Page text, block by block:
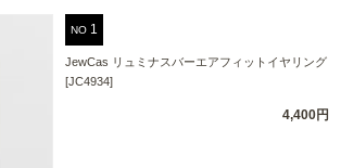
NO
JewCas リュミナスバーエアフィットイヤリング
[JC4934]
4,400円